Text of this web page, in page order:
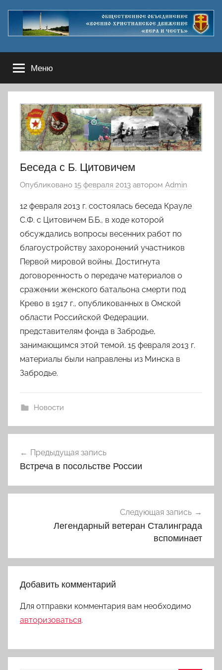
содержимому
Меню
Беседа с Б. Цитовичем
Опубликовано 15 февраля 2013 автором Admin
12 февраля 2013 г. состоялась беседа Крауле
С.Ф. с Цитовичем Б.Б., в ходе которой
обсуждались вопросы весенних работ по
благоустройству захоронений участников
Первой мировой войны. Достигнута
договоренность о передаче материалов о
сражении женского батальона смерти под
Крево в 1917 г., опубликованных в Омской
области Российской Федерации,
представителям фонда в Забродье,
занимающимся этой темой. 15 февраля 2013 г.
материалы были направлены из Минска в
Забродье.
Новости
по
Предыдущая запись
Встреча в посольстве России
Следующая запись
Легендарный ветеран Сталинграда
вспоминает
Добавить комментарий
Для отправки комментария вам необходимо
авторизоваться.